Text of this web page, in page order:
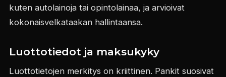
kuten autolainoja tai opintolainaa, ja arvioivat
kokonaisvelkataakan hallintaansa.
Luottotiedot ja maksukyky
Luottotietojen merkitys on kriittinen. Pankit suosivat